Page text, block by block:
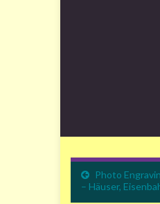
Photo
– Häuser,